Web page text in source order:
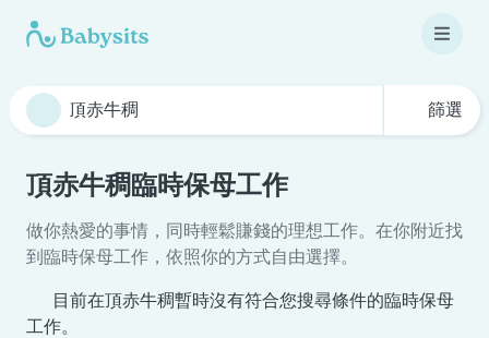
篩選
頂赤牛稠臨時保母工作
做你熱愛的事情，同時輕鬆賺錢的理想工作。在你附近找
到臨時保母工作，依照你的方式自由選擇。
目前在頂赤牛稠暫時沒有符合您搜尋條件的臨時保母
工作。